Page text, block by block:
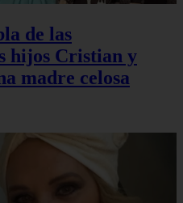
de las
hijos Cristian y
madre celosa